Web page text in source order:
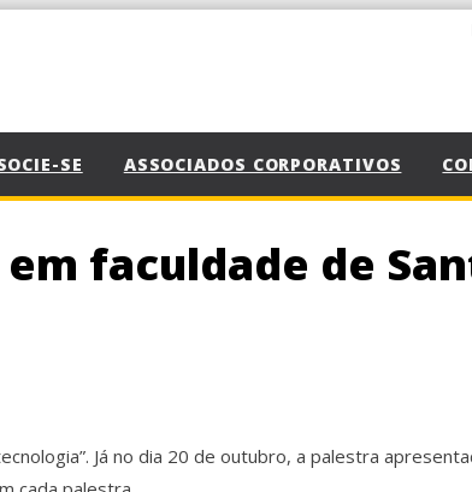
SE ASSOCIADOS CORPORATIVOS
faculdade de
Já no dia 20 de outubro, a palestra